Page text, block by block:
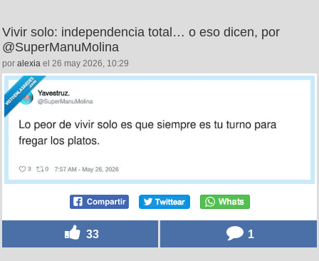
Vivir solo: independencia total… o eso dicen, por
@SuperManuMolina
por alexia el 26 may 2026, 10:29
33 1